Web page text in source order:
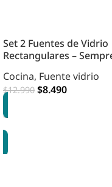
Set 2 Fuentes de Vidrio
Rectangulares –
Cocina, Fuente vidrio
$12.990 $8.490